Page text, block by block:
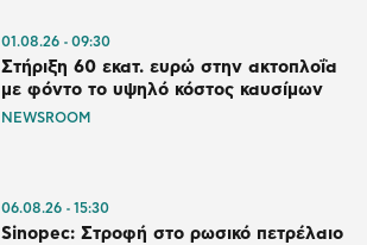
01.08.26 09:30
Στήριξη 60 εκατ. ευρώ στην ακτοπλοΐα
με φόντο το υψηλό κόστος καυσίμων
NEWSROOM
06.08.26 15:30
Sinopec: Στροφή στο ρωσικό πετρέλαιο